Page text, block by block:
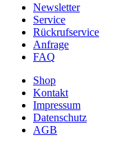
Newsletter
Service
Rückrufservice
Anfrage
FAQ
Shop
Kontakt
Impressum
Datenschutz
AGB